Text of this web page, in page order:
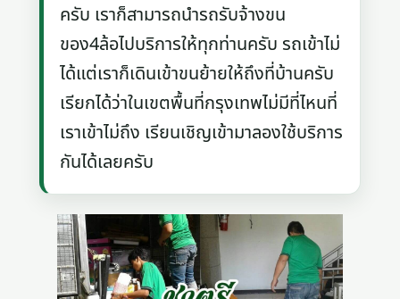
ครับ เราก็สามารถนำรถรับจ้างขน
ของ4ล้อไปบริการให้ทุกท่านครับ รถเข้าไม่
ได้แต่เราก็เดินเข้าขนย้ายให้ถึงที่บ้านครับ
เรียกได้ว่าในเขตพื้นที่กรุงเทพไม่มีที่ไหนที่
เราเข้าไม่ถึง เรียนเชิญเข้ามาลองใช้บริการ
กันได้เลยครับ